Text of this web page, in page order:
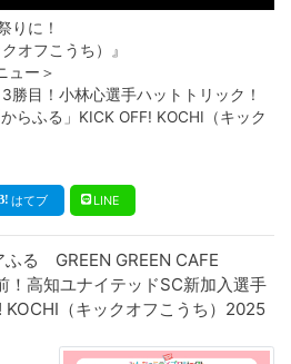
りに！
オフこうち）』
ュー＞
勝目！小林心選手ハットトリック！
らふる」KICK OFF! KOCHI（キック
はてブ LINE
る GREEN GREEN CAFE
！高知ユナイテッドSC新加入選手
KOCHI（キックオフこうち）2025